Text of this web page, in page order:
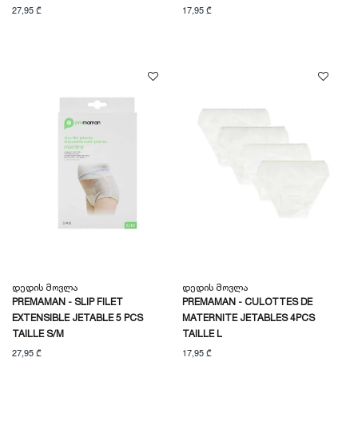
27,95 ₾ 17,95 ₾
Დედის Მოვლა
PREMAMAN - SLIP FILET
EXTENSIBLE JETABLE 5 PCS
TAILLE S/M
27,95 ₾
Დედის Მოვლა
PREMAMAN - CULOTTES DE
MATERNITE JETABLES 4PCS
TAILLE L
17,95 ₾